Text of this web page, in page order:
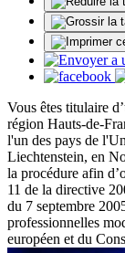
Vous êtes titulaire
région Hauts-de-
l'un des pays de
Liechtenstein, en
la procédure afin
11 de la directive
du 7 septembre
professionnelles
européen et du